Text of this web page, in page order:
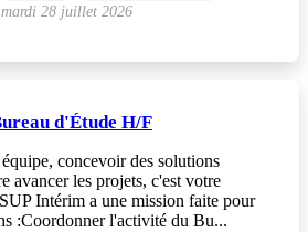
28 juillet 2026
d'Étude H/F
concevoir des solutions
avancer les projets, c'est votre
Intérim a une mission faite pour
:Coordonner l'activité du Bu...